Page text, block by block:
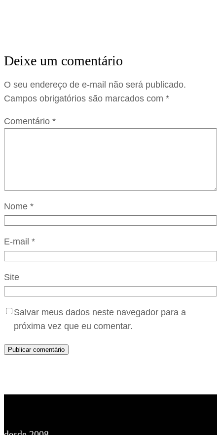
Deixe um comentário
O seu endereço de e-mail não será publicado.
Campos obrigatórios são marcados com *
Comentário *
Nome *
E-mail *
Site
Salvar meus dados neste navegador para a
próxima vez que eu comentar.